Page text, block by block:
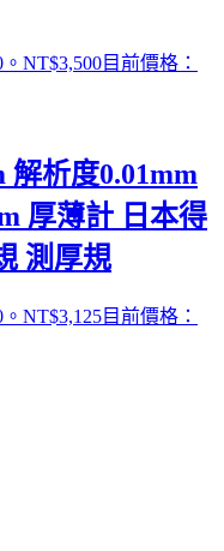
NT$3,500目前價格：
解析度0.01mm
厚薄計 日本得
測厚規
NT$3,125目前價格：